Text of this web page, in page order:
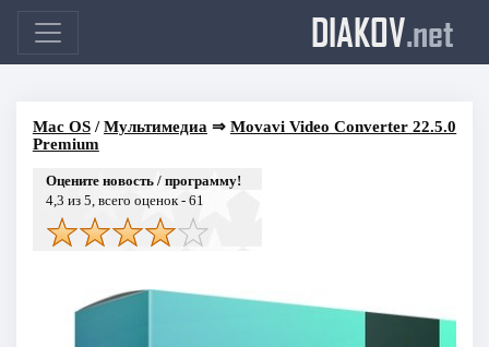
DIAKOV.net
Mac OS/Мультимедиа ⇒Movavi Video Converter 22.5.0
Premium
Оцените новость / программу!
4,3 из 5, всего оценок - 61